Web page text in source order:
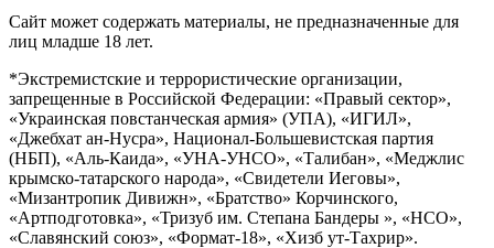
Сайт может содержать материалы, не предназначенные для
лиц младше 18 лет.
*Экстремистские и террористические организации,
запрещенные в Российской Федерации: «Правый сектор»,
«Украинская повстанческая армия» (УПА), «ИГИЛ»,
«Джебхат ан-Нусра», Национал-Большевистская партия
(НБП), «Аль-Каида», «УНА-УНСО», «Талибан», «Меджлис
крымско-татарского народа», «Свидетели Иеговы»,
«Мизантропик Дивижн», «Братство» Корчинского,
«Артподготовка», «Тризуб им. Степана Бандеры », «НСО»,
«Славянский союз», «Формат-18», «Хизб ут-Тахрир».